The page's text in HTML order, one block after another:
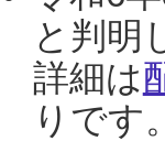
と判明
詳細は
りです